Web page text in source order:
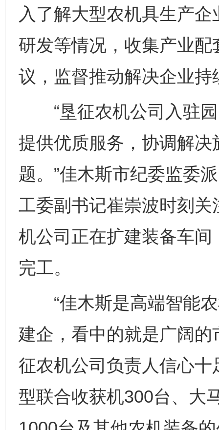
入了解大型农机具生产
研发等情况，收集产业
议，监督推动解决企业
“垦征农机公司入驻园
提供优质服务，协调解
题。”佳木斯市纪委监委
工委副书记崔崇波时刻
机公司正在扩建装备车
完工。
“佳木斯是高端智能农
建企，看中的就是广阔的
征农机公司负责人信心十
型联合收获机300台、大